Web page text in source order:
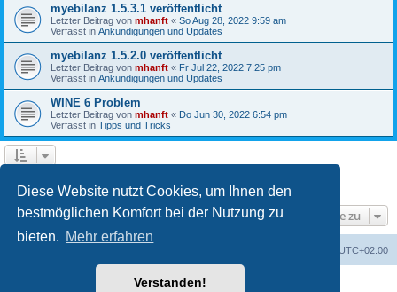
Diese Website nutzt Cookies, um Ihnen den
bestmöglichen Komfort bei der Nutzung zu
bieten. Mehr erfahren
Verstanden!
myebilanz 1.5.3.1 veröffentlicht
Letzter Beitrag von mhanft « So Aug 28, 2022 9:59 am
Verfasst in Ankündigungen und Updates
myebilanz 1.5.2.0 veröffentlicht
Letzter Beitrag von mhanft « Fr Jul 22, 2022 7:25 pm
Verfasst in Ankündigungen und Updates
WINE 6 Problem
Letzter Beitrag von mhanft « Do Jun 30, 2022 6:54 pm
Verfasst in Tipps und Tricks
Gehe zu
UTC+02:00
Powered byphpBB® Forum Software © phpBB Limited